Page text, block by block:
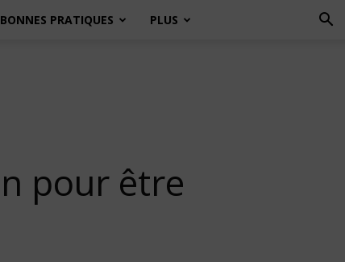
BONNES PRATIQUES PLUS
pour être